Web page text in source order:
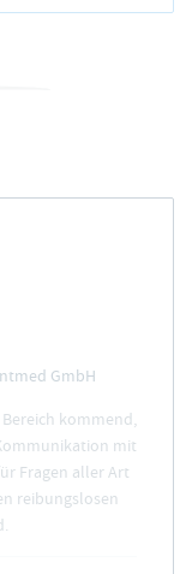
GmbH
kommend,
mit
Fragen aller Art
reibungslosen